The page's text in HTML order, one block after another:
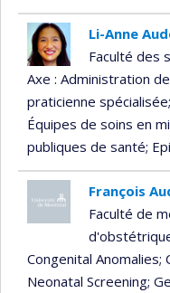
Li-Anne
Faculté des
Axe : Administration
praticienne spécialisée
Équipes de soins en
publiques de santé;
François
Faculté de
Congenital Anomalies;
Neonatal Screening;